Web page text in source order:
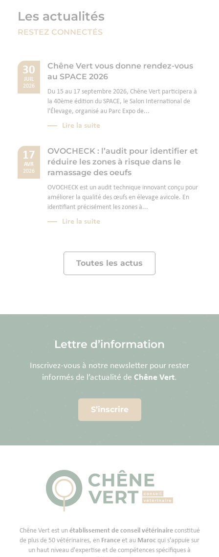
Les actualités
RESTEZ CONNECTÉS
30
JUIL
2026
Chêne Vert vous donne rendez-vous
au SPACE 2026
Du 15 au 17 septembre 2026, Chêne Vert participera à
la 40ème édition du SPACE, le Salon International de
l'Élevage, organisé au Parc Expo de...
Lire la suite
17
AVR
2026
OVOCHECK : l’audit pour identifier et
réduire les zones à risque dans le
ramassage des oeufs
OVOCHECK est un audit technique innovant conçu pour
améliorer la qualité des œufs en élevage avicole. En
identifiant précisément les zones à...
Lire la suite
Toutes les actus
Lettre d’information
Inscrivez-vous à notre newsletter pour rester
informés de l’actualité de Chêne Vert.
S’inscrire
Chêne Vert est un établissement de conseil vétérinaireconstitué
de plus de 50 vétérinaires, en France et au Maroc qui s'appuie sur
un haut niveau d'expertise et de compétences spécifiques à